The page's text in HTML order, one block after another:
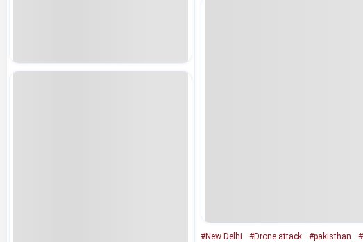
#New Delhi #Drone attack #pakisthan